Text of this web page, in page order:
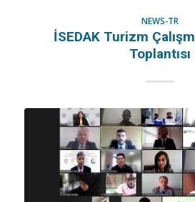
NEWS-TR
İSEDAK Turizm
Toplantısı